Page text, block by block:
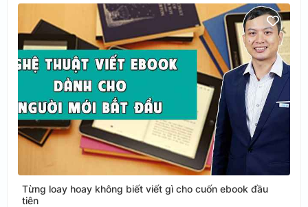
Từng loay hoay không biết viết gì cho cuốn ebook đầu
tiên